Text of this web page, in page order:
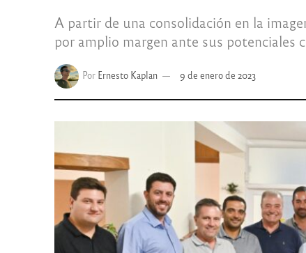
A partir de una consolidación en la
por amplio margen ante sus potenciales
Por Ernesto Kaplan 9 de enero de 2023